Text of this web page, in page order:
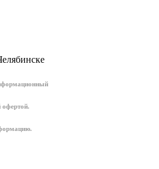
офертой.